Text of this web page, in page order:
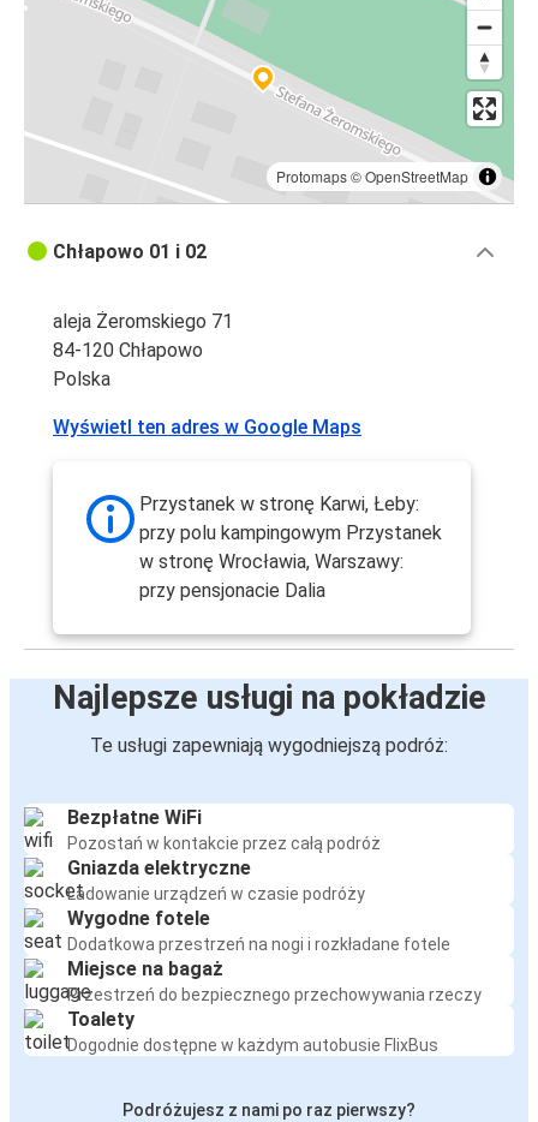
Protomaps©OpenStreetMap
Chłapowo 01 i 02
aleja Żeromskiego 71
84-120 Chłapowo
Polska
Wyświetl ten adres w Google Maps
Przystanek w stronę Karwi, Łeby:
przy polu kampingowym Przystanek
w stronę Wrocławia, Warszawy:
przy pensjonacie Dalia
Najlepsze usługi na pokładzie
Te usługi zapewniają wygodniejszą podróż:
Bezpłatne WiFi
Pozostań w kontakcie przez całą podróż
Gniazda elektryczne
Ładowanie urządzeń w czasie podróży
Wygodne fotele
Dodatkowa przestrzeń na nogi i rozkładane fotele
Miejsce na bagaż
Przestrzeń do bezpiecznego przechowywania rzeczy
Toalety
Dogodnie dostępne w każdym autobusie FlixBus
Podróżujesz z nami po raz pierwszy?